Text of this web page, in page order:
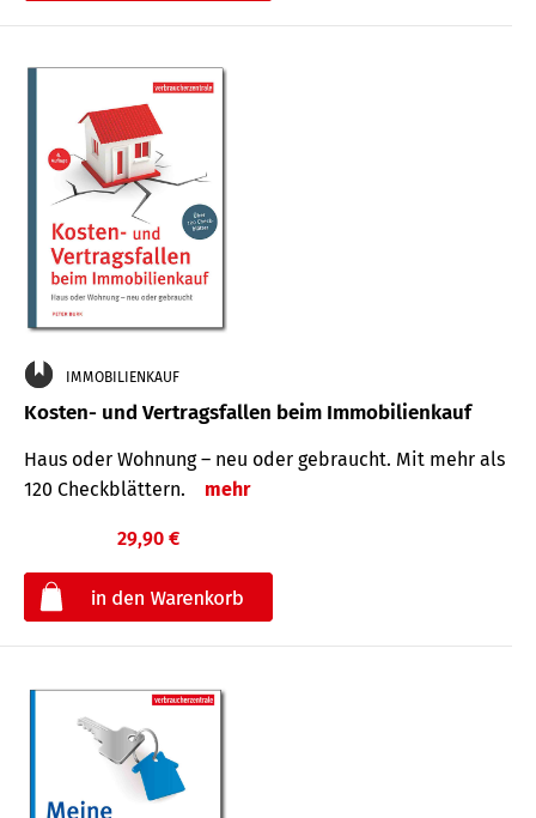
IMMOBILIENKAUF
Kosten- und Vertragsfallen beim Immobilienkauf
Haus oder Wohnung – neu oder gebraucht. Mit mehr als
120 Check­blättern.
mehr
29,90 €